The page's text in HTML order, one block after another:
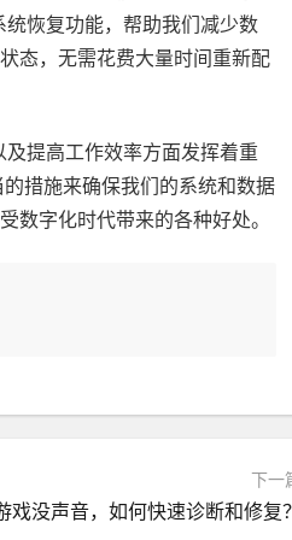
恢复功能，帮助我们减少数
态，无需花费大量时间重新配
提高工作效率方面发挥着重
措施来确保我们的系统和数据
数字化时代带来的各种好处。
下一
戏没声音，如何快速诊断和修复